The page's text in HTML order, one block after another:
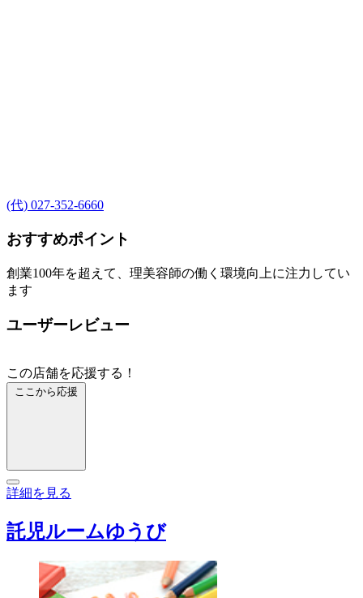
(代) 027-352-6660
おすすめポイント
創業100年を超えて、理美容師の働く環境向上に注力してい
ます
ユーザーレビュー
この店舗を応援する！
ここから応援
詳細を見る
託児ルームゆうび